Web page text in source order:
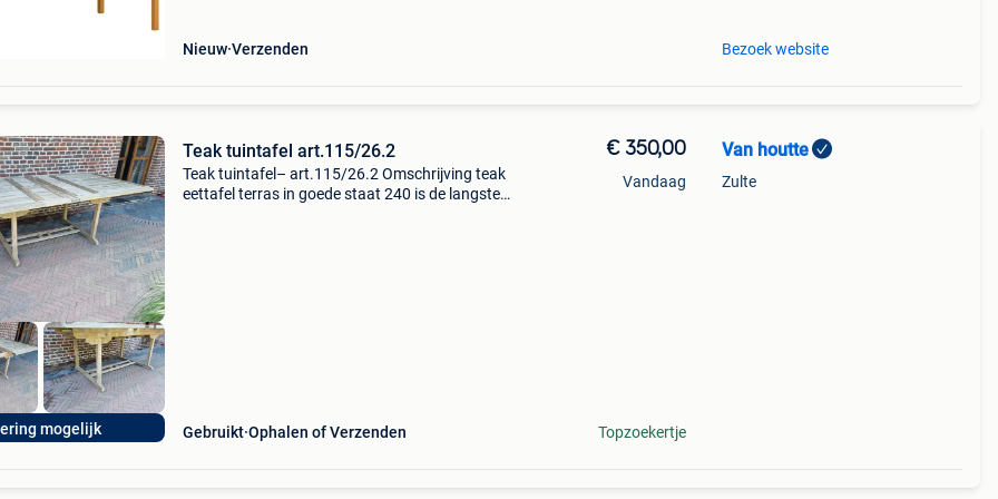
Nieuw Verzenden Bezoek website
mogelijk
Teak tuintafel art.115/26.2
Teak tuintafel– art.115/26.2 Omschrijving teak
eettafel terras in goede staat 240 is de langste
Gebruikt Ophalen of Verzenden
€ 350,00
Vandaag
Topzoekertje
Van houtte
Zulte